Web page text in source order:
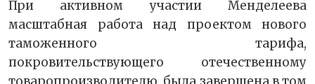
При активном участии Менделеева
масштабная работа над проектом нового
таможенного тарифа,
покровительствующего отечественному